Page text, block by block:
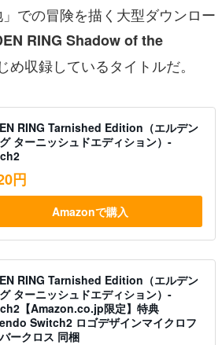
での冒険を描く大型ダウンロー
RING Shadow of the
め収録しているタイトルだ。
RING Tarnished Edition（エルデン
ターニッシュドエディション）-
円
Amazonで購入
RING Tarnished Edition（エルデン
ターニッシュドエディション）-
【Amazon.co.jp限定】特典
Switch2 ロゴデザインマイクロフ
ークロス 同梱